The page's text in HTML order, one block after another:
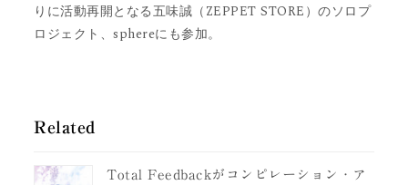
りに活動再開となる五味誠（ZEPPET STORE）のソロプ
ロジェクト、sphereにも参加。
Related
Total Feedbackがコンピレーション・ア